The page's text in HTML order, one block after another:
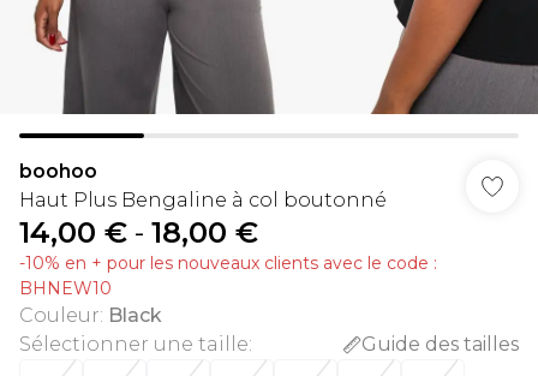
boohoo
Haut Plus Bengaline à col boutonné
14,00 € - 18,00 €
-10% en + pour les nouveaux clients avec le code :
BHNEW10
Couleur: Black
Sélectionner une taille:
Guide des tailles